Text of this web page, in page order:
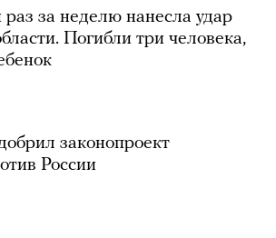
раз за неделю нанесла удар
Погибли три человека,
законопроект
России